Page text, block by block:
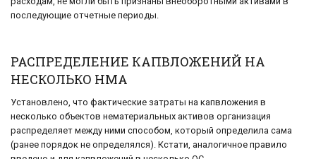
последующие отчетные периоды.
РАСПРЕДЕЛЕНИЕ КАПВЛОЖЕНИЙ НА
НЕСКОЛЬКО НМА
Установлено, что фактические затраты на капвложения в
несколько объектов нематериальных активов организация
распределяет между ними способом, который определила сама
(ранее порядок не определялся). Кстати, аналогичное правило